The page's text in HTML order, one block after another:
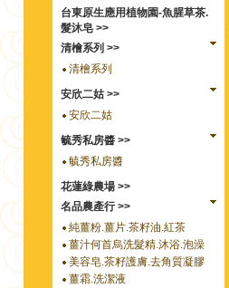
台東原生應用植物園-魚腥草茶.
髮沐皂 >>
清檜系列 >>
清檜系列
安欣二姑 >>
安欣二姑
毓秀私房醬 >>
毓秀私房醬
花蓮綠農場 >>
名品農產行 >>
純薑粉.薑片.茶籽油.紅茶
薑汁何首烏洗髮精.沐浴.泡澡
美容皂.茶籽護膚.去角質凝膠
薑霜.洗潔液